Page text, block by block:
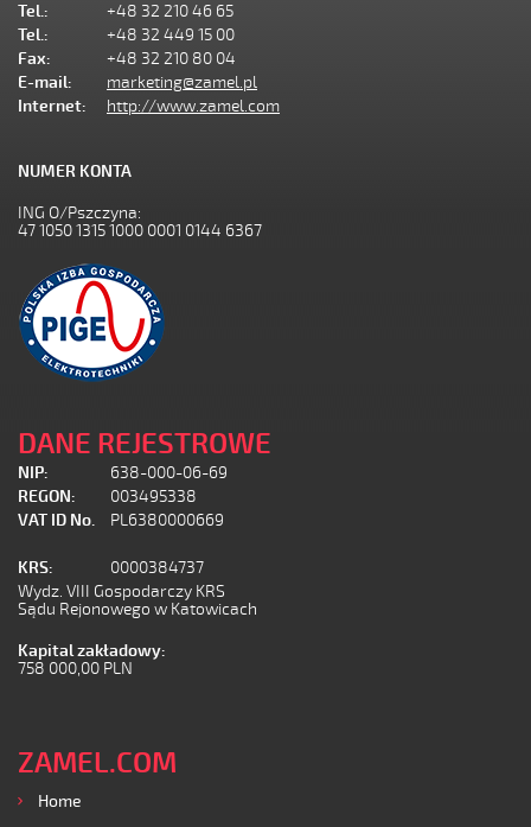
Tel.:
+48 32 210 46 65
Tel.:
+48 32 449 15 00
Fax:
+48 32 210 80 04
E-mail:
marketing@zamel.pl
Internet:
http://www.zamel.com
NUMER KONTA
ING O/Pszczyna:
47 1050 1315 1000 0001 0144 6367
DANE REJESTROWE
NIP:
638-000-06-69
REGON:
003495338
VAT ID No.
PL6380000669
KRS:
0000384737
Wydz. VIII Gospodarczy KRS
Sądu Rejonowego w Katowicach
Kapital zakładowy:
758 000,00 PLN
ZAMEL.COM
Home